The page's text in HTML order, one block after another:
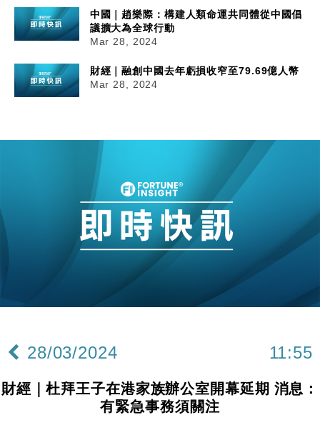
中國｜趙樂際：構建人類命運共同體從中國倡
議擴大為全球行動
Mar 28, 2024
財經｜融創中國去年虧損收窄至79.69億人幣
Mar 28, 2024
28/03/2024 11:55
財經｜杜拜王子在港家族辦公室開幕延期 消息：
有緊急事務須關注